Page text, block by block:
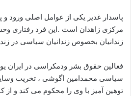
پاسدار غدیر یکی از عوامل اصلی ورود
مرکزی زاهدان است .این فرد رفتاری
زندانیان بخصوص زندانیان سیاسی در
فعالین حقوق بشر ودمکراسی در ایران
سیاسی محمدامین اگوشی ، تخریب
توهین آمیز با وی را محکوم می کند و